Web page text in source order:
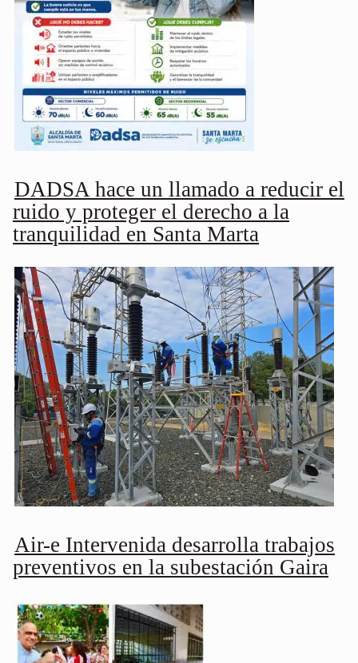
DADSA hace un llamado a reducir el
ruido y proteger el derecho a la
tranquilidad en Santa Marta
Air-e Intervenida desarrolla trabajos
preventivos en la subestación Gaira